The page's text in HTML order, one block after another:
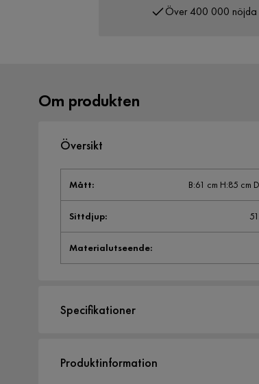
Över 400 000 nöjda
Om produkten
Översikt
Mått: B:61 cm H:85 cm
Sittdjup:
Materialutseende:
Specifikationer
Storlek
Produktinformation